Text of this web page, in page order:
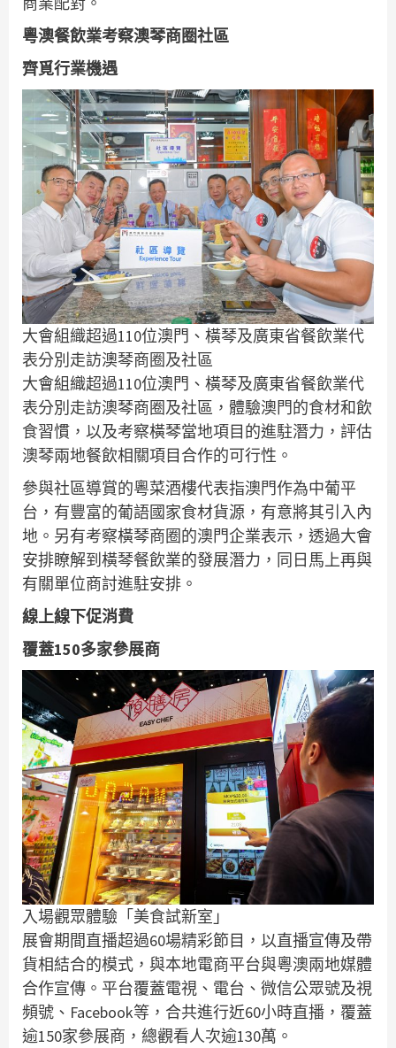
粵澳餐飲業考察澳琴商圈社區
齊覓行業機遇
大會組織超過110位澳門、橫琴及廣東省餐飲業代
表分別走訪澳琴商圈及社區
大會組織超過110位澳門、橫琴及廣東省餐飲業代
表分別走訪澳琴商圈及社區，體驗澳門的食材和飲
食習慣，以及考察橫琴當地項目的進駐潛力，評估
澳琴兩地餐飲相關項目合作的可行性。
參與社區導賞的粵菜酒樓代表指澳門作為中葡平
台，有豐富的葡語國家食材貨源，有意將其引入內
地。另有考察橫琴商圈的澳門企業表示，透過大會
安排瞭解到橫琴餐飲業的發展潛力，同日馬上再與
有關單位商討進駐安排。
線上線下促消費
覆蓋150多家參展商
入場觀眾體驗「美食試新室」
展會期間直播超過60場精彩節目，以直播宣傳及帶
貨相結合的模式，與本地電商平台與粵澳兩地媒體
合作宣傳。平台覆蓋電視、電台、微信公眾號及視
頻號、Facebook等，合共進行近60小時直播，覆蓋
逾150家參展商，總觀看人次逾130萬。